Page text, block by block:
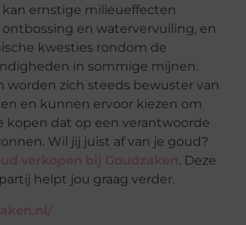
ernstige milieueffecten
ontbossing en watervervuiling, en
kwesties rondom de
in sommige mijnen.
worden zich steeds bewuster van
en kunnen ervoor kiezen om
kopen dat op een verantwoorde
Wil jij juist af van je goud?
verkopen bij Goudzaken. Deze
helpt jou graag verder.